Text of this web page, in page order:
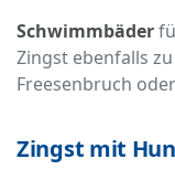
Schwimmbäder
Zingst ebenfalls
Freesenbruch
Zingst mit